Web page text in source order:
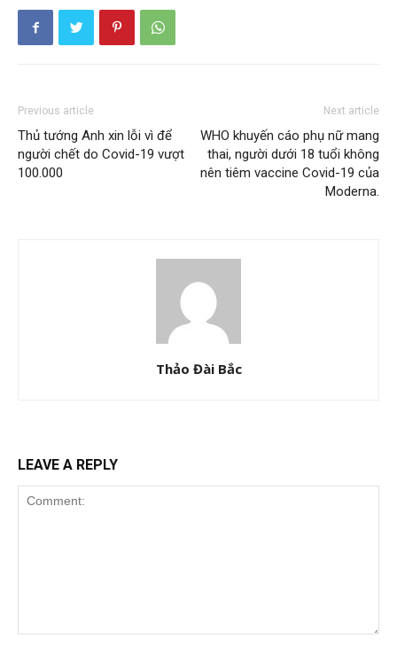
Previous article
Thủ tướng Anh xin lỗi vì để
người chết do Covid-19 vượt
100.000
Next article
WHO khuyến cáo phụ nữ mang
thai, người dưới 18 tuổi không
nên tiêm vaccine Covid-19 của
Moderna.
Thảo Đài Bắc
LEAVE A REPLY